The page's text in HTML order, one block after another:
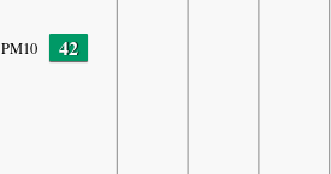
PM10 42